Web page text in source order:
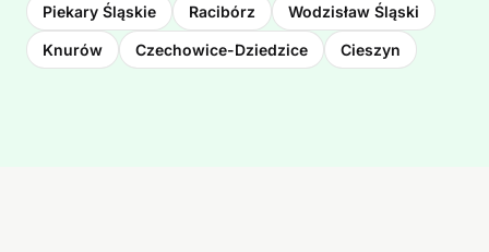
Piekary Śląskie Racibórz Wodzisław Śląski
Knurów Czechowice-Dziedzice Cieszyn